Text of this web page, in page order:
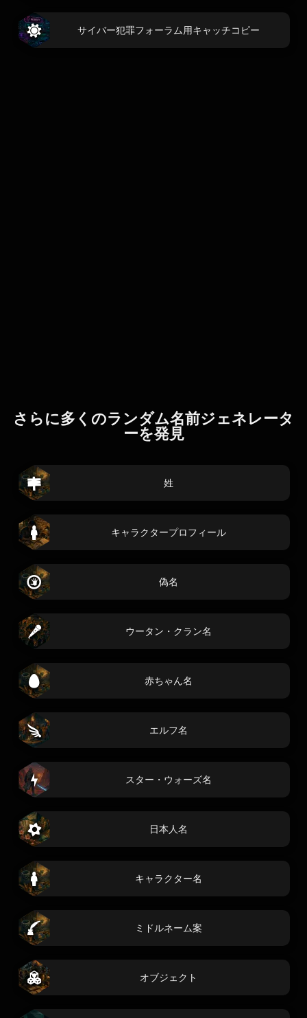
サイバー犯罪フォーラム用キャッチコピー
さらに多くのランダム名前ジェネレータ
ーを発見
姓
キャラクタープロフィール
偽名
ウータン・クラン名
赤ちゃん名
エルフ名
スター・ウォーズ名
日本人名
キャラクター名
ミドルネーム案
オブジェクト